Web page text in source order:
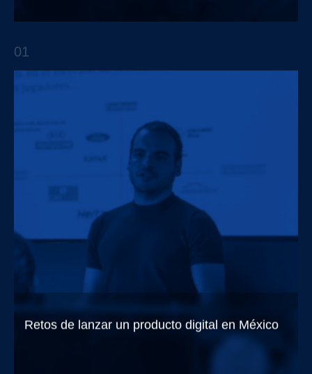
Trendsetters EP.1 Con Jaime Macías
01
Retos de lanzar un producto digital en México